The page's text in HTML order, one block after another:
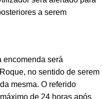
a serem
encomenda será
no sentido de serem
mesma. O referido
de 24 horas após